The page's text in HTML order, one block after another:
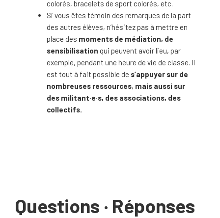
colorés, bracelets de sport colorés, etc.
Si vous êtes témoin des remarques de la part
des autres élèves, n’hésitez pas à mettre en
place des moments de médiation, de
sensibilisation qui peuvent avoir lieu, par
exemple, pendant une heure de vie de classe. Il
est tout à fait possible de s’appuyer sur de
nombreuses ressources, mais aussi sur
des militant·e·s, des associations, des
collectifs.
Questions · Réponses